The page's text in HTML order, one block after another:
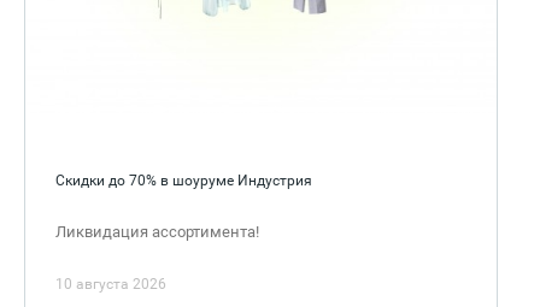
Скидки до 70% в шоуруме Индустрия
Ликвидация ассортимента!
10 августа 2026